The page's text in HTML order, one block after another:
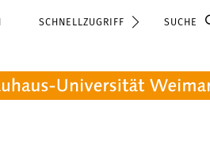
SCHNELLZUGRIFF Suche